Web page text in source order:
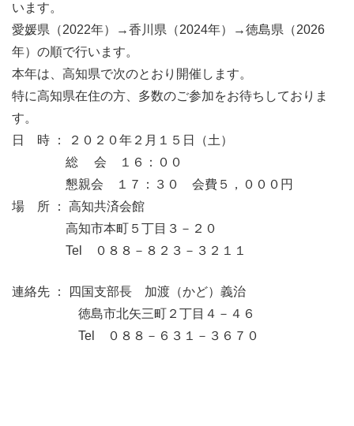
います。
愛媛県（2022年）→香川県（2024年）→徳島県（2026
年）の順で行います。
本年は、高知県で次のとおり開催します。
特に高知県在住の方、多数のご参加をお待ちしておりま
す。
日 時 ： ２０２０年２月１５日（土）
総 会 １６：００
懇親会 １７：３０ 会費５，０００円
場 所 ： 高知共済会館
高知市本町５丁目３－２０
Tel ０８８－８２３－３２１１
連絡先 ： 四国支部長 加渡（かど）義治
徳島市北矢三町２丁目４－４６
Tel ０８８－６３１－３６７０